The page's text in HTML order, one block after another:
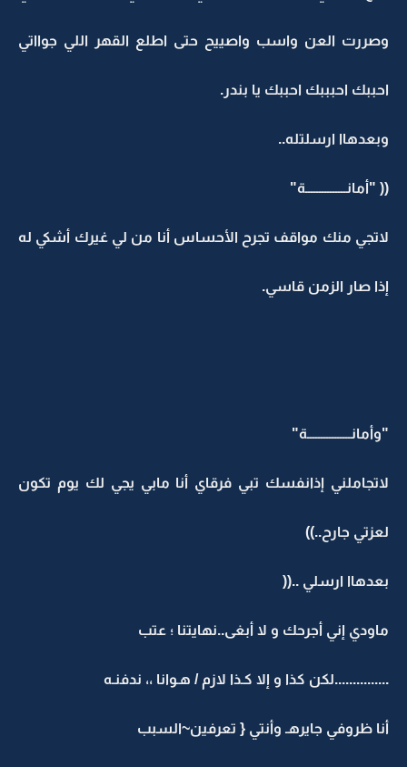
وصررت العن واسب واصييح حتى اطلع القهر اللي جوااتي
احببك احبببك احببك يا بندر.
وبعدهاا ارسلتله..
(( "أمانـــــــــــــــة"
لاتجي منك مواقف تجرح الأحساس أنا من لي غيرك أشكي له
إذا صار الزمن قاسي.
"وأمانــــــــــــــــة"
لاتجاملني إذانفسك تبي فرقاي أنا مابي يجي لك يوم تكون
لعزتي جارح..))
بعدهاا ارسلي ..((
ماودي إني أجرحك و لا أبغى..نهايتنا ؛ عتب
...............لكن كذا و إلا كـذا لازم / هـوانا ،، ندفنـه
أنا ظروفي جايرهـ وأنتي { تعرفين~السبب